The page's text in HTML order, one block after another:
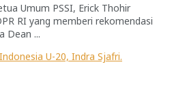
Umum PSSI, Erick Thohir
RI yang memberi rekomendasi
Dean ...